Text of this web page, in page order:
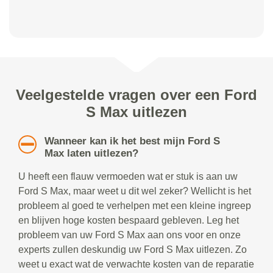
Veelgestelde vragen over een Ford
S Max uitlezen
Wanneer kan ik het best mijn Ford S
Max laten uitlezen?
U heeft een flauw vermoeden wat er stuk is aan uw
Ford S Max, maar weet u dit wel zeker? Wellicht is het
probleem al goed te verhelpen met een kleine ingreep
en blijven hoge kosten bespaard gebleven. Leg het
probleem van uw Ford S Max aan ons voor en onze
experts zullen deskundig uw Ford S Max uitlezen. Zo
weet u exact wat de verwachte kosten van de reparatie